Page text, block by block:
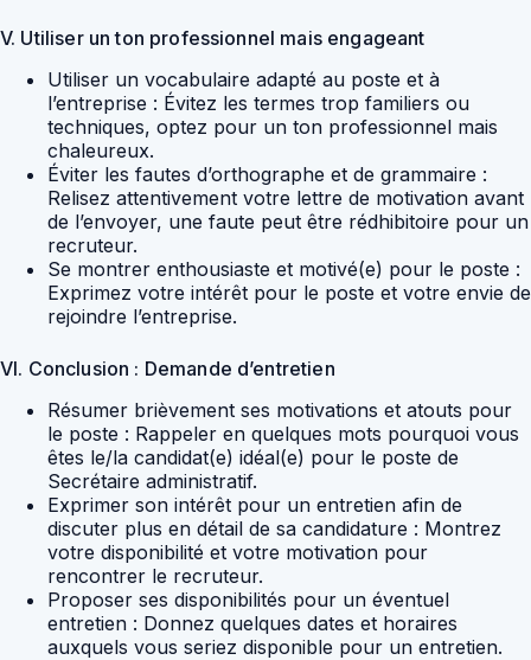
V. Utiliser un ton professionnel mais engageant
Utiliser un vocabulaire adapté au poste et à
l’entreprise : Évitez les termes trop familiers ou
techniques, optez pour un ton professionnel mais
chaleureux.
Éviter les fautes d’orthographe et de grammaire :
Relisez attentivement votre lettre de motivation avant
de l’envoyer, une faute peut être rédhibitoire pour un
recruteur.
Se montrer enthousiaste et motivé(e) pour le poste :
Exprimez votre intérêt pour le poste et votre envie de
rejoindre l’entreprise.
VI. Conclusion : Demande d’entretien
Résumer brièvement ses motivations et atouts pour
le poste : Rappeler en quelques mots pourquoi vous
êtes le/la candidat(e) idéal(e) pour le poste de
Secrétaire administratif.
Exprimer son intérêt pour un entretien afin de
discuter plus en détail de sa candidature : Montrez
votre disponibilité et votre motivation pour
rencontrer le recruteur.
Proposer ses disponibilités pour un éventuel
entretien : Donnez quelques dates et horaires
auxquels vous seriez disponible pour un entretien.